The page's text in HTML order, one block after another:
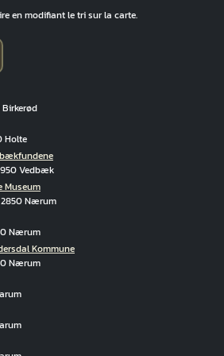
en modifiant le tri sur la carte.
Holte
Vedbæk
Museum
Nærum
Nærum
Kommune
Nærum